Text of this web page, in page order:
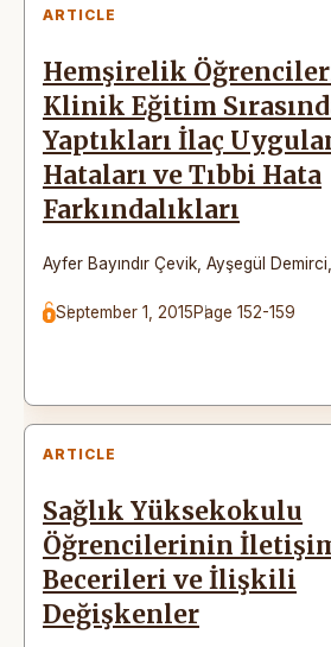
ARTICLE
Hemşirelik
Klinik Eğitim
Yaptıkları İlaç
Hataları ve Tıbbi Hata
Farkındalıkları
Ayfer Bayındır Çevik Ayşegül Demirci
September 1, 2015Page 152-159
ARTICLE
Sağlık Yüksekokulu
Öğrencilerinin
Becerileri ve İlişkili
Değişkenler